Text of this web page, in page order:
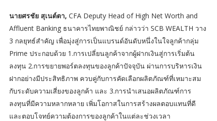
นายศรชัย สุเนต์ตา, CFA Deputy Head of High Net Worth and
Affluent Banking ธนาคารไทยพาณิชย์ กล่าวว่า SCB WEALTH วาง
3 กลยุทธ์สำคัญ เพื่อมุ่งสู่การเป็นแบรนด์อันดับหนึ่งในใจลูกค้ากลุ่ม
Prime ประกอบด้วย 1.การเปลี่ยนลูกค้าจากผู้ฝากเงินสู่การเริ่มต้น
ลงทุน 2.การขยายพอร์ตลงทุนของลูกค้าปัจจุบัน ผ่านการบริหารเงิน
ฝากอย่างมีประสิทธิภาพ ควบคู่กับการคัดเลือกผลิตภัณฑ์ที่เหมาะสม
กับระดับความเสี่ยงของลูกค้า และ 3.การนำเสนอผลิตภัณฑ์การ
ลงทุนที่มีความหลากหลาย เพิ่มโอกาสในการสร้างผลตอบแทนที่ดี
และตอบโจทย์ความต้องการของลูกค้าในแต่ละช่วงเวลา